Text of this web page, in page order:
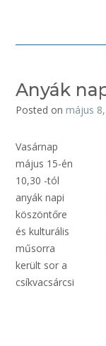
Anyák
Posted on május
Vasárnap
május 15-én
10,30 -tól
anyák napi
köszöntőre
és kulturális
műsorra
került sor a
csíkvacsárcsi